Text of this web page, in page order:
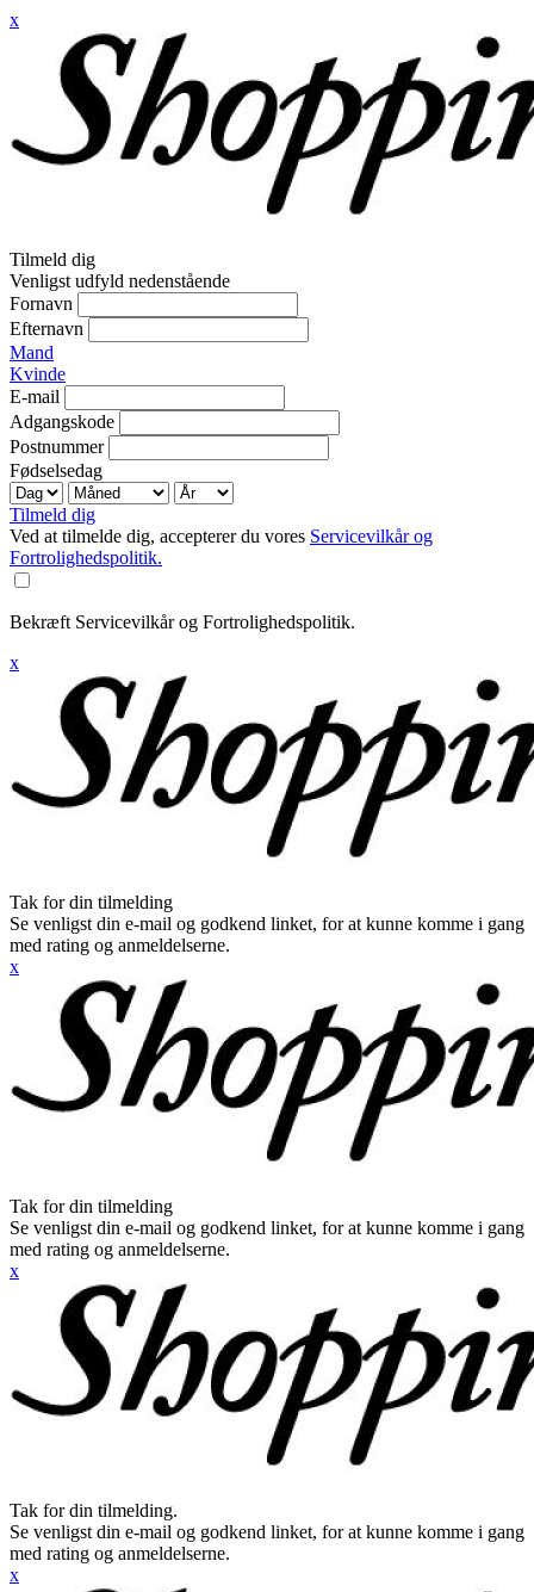
x
Tilmeld dig
Venligst udfyld nedenstående
Fornavn
Efternavn
Mand
Kvinde
E-mail
Adgangskode
Postnummer
Fødselsedag
Tilmeld dig
Ved at tilmelde dig, accepterer du vores Servicevilkår og
Fortrolighedspolitik.
Bekræft Servicevilkår og Fortrolighedspolitik.
x
Tak for din tilmelding
Se venligst din e-mail og godkend linket, for at kunne komme i gang
med rating og anmeldelserne.
x
Tak for din tilmelding
Se venligst din e-mail og godkend linket, for at kunne komme i gang
med rating og anmeldelserne.
x
Tak for din tilmelding.
Se venligst din e-mail og godkend linket, for at kunne komme i gang
med rating og anmeldelserne.
x